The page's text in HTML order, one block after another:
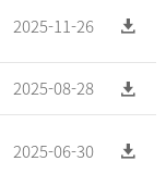
2025-11-26
2025-08-28
2025-06-30